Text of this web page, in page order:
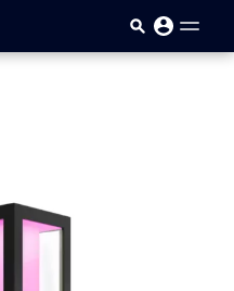
Přejít k hlavnímu obsahu